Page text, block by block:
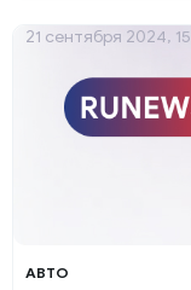
АВТО
21 сентября 2024,